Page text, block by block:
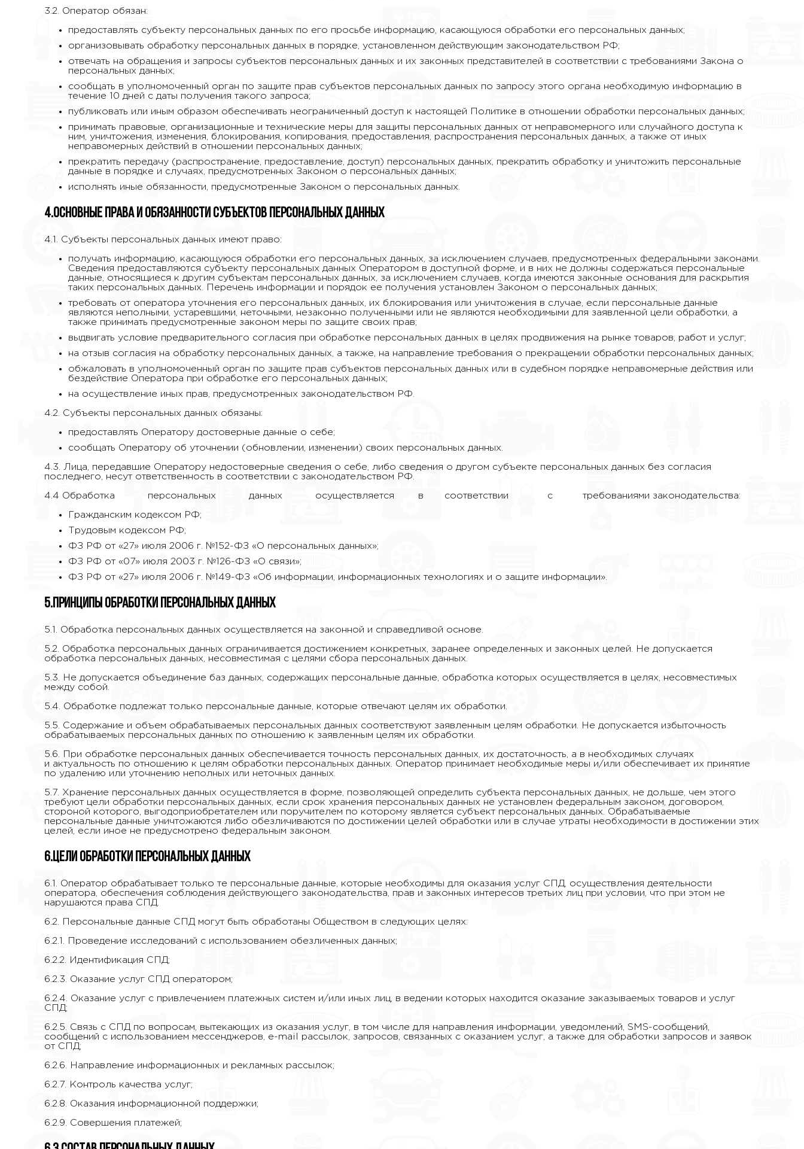
3.2. Оператор обязан:
предоставлять субъекту персональных данных по его просьбе информацию, касающуюся обработки его персональных данных;
организовывать обработку персональных данных в порядке, установленном действующим законодательством РФ;
отвечать на обращения и запросы субъектов персональных данных и их законных представителей в соответствии с требованиями Закона о
персональных данных;
сообщать в уполномоченный орган по защите прав субъектов персональных данных по запросу этого органа необходимую информацию в
течение 10 дней с даты получения такого запроса;
публиковать или иным образом обеспечивать неограниченный доступ к настоящей Политике в отношении обработки персональных данных;
принимать правовые, организационные и технические меры для защиты персональных данных от неправомерного или случайного доступа к
ним, уничтожения, изменения, блокирования, копирования, предоставления, распространения персональных данных, а также от иных
неправомерных действий в отношении персональных данных;
прекратить передачу (распространение, предоставление, доступ) персональных данных, прекратить обработку и уничтожить персональные
данные в порядке и случаях, предусмотренных Законом о персональных данных;
исполнять иные обязанности, предусмотренные Законом о персональных данных.
4.Основные права и обязанности субъектов персональных данных
4.1. Субъекты персональных данных имеют право:
получать информацию, касающуюся обработки его персональных данных, за исключением случаев, предусмотренных федеральными законами.
Сведения предоставляются субъекту персональных данных Оператором в доступной форме, и в них не должны содержаться персональные
данные, относящиеся к другим субъектам персональных данных, за исключением случаев, когда имеются законные основания для раскрытия
таких персональных данных. Перечень информации и порядок ее получения установлен Законом о персональных данных;
требовать от оператора уточнения его персональных данных, их блокирования или уничтожения в случае, если персональные данные
являются неполными, устаревшими, неточными, незаконно полученными или не являются необходимыми для заявленной цели обработки, а
также принимать предусмотренные законом меры по защите своих прав;
выдвигать условие предварительного согласия при обработке персональных данных в целях продвижения на рынке товаров, работ и услуг;
на отзыв согласия на обработку персональных данных, а также, на направление требования о прекращении обработки персональных данных;
обжаловать в уполномоченный орган по защите прав субъектов персональных данных или в судебном порядке неправомерные действия или
бездействие Оператора при обработке его персональных данных;
на осуществление иных прав, предусмотренных законодательством РФ.
4.2. Субъекты персональных данных обязаны:
предоставлять Оператору достоверные данные о себе;
сообщать Оператору об уточнении (обновлении, изменении) своих персональных данных.
4.3. Лица, передавшие Оператору недостоверные сведения о себе, либо сведения о другом субъекте персональных данных без согласия
последнего, несут ответственность в соответствии с законодательством РФ.
4.4 Обработка персональных данных осуществляется в соответствии с требованиями законодательства:
Гражданским кодексом РФ;
Трудовым кодексом РФ;
ФЗ РФ от «27» июля 2006 г. №152-ФЗ «О персональных данных»;
ФЗ РФ от «07» июля 2003 г. №126-ФЗ «О связи»;
ФЗ РФ от «27» июля 2006 г. №149-ФЗ «Об информации, информационных технологиях и о защите информации».
5.Принципы обработки персональных данных
5.1. Обработка персональных данных осуществляется на законной и справедливой основе.
5.2. Обработка персональных данных ограничивается достижением конкретных, заранее определенных и законных целей. Не допускается
обработка персональных данных, несовместимая с целями сбора персональных данных.
5.3. Не допускается объединение баз данных, содержащих персональные данные, обработка которых осуществляется в целях, несовместимых
между собой.
5.4. Обработке подлежат только персональные данные, которые отвечают целям их обработки.
5.5. Содержание и объем обрабатываемых персональных данных соответствуют заявленным целям обработки. Не допускается избыточность
обрабатываемых персональных данных по отношению к заявленным целям их обработки.
5.6. При обработке персональных данных обеспечивается точность персональных данных, их достаточность, а в необходимых случаях
и актуальность по отношению к целям обработки персональных данных. Оператор принимает необходимые меры и/или обеспечивает их принятие
по удалению или уточнению неполных или неточных данных.
5.7. Хранение персональных данных осуществляется в форме, позволяющей определить субъекта персональных данных, не дольше, чем этого
требуют цели обработки персональных данных, если срок хранения персональных данных не установлен федеральным законом, договором,
стороной которого, выгодоприобретателем или поручителем по которому является субъект персональных данных. Обрабатываемые
персональные данные уничтожаются либо обезличиваются по достижении целей обработки или в случае утраты необходимости в достижении этих
целей, если иное не предусмотрено федеральным законом.
6.Цели обработки персональных данных
6.1. Оператор обрабатывает только те персональные данные, которые необходимы для оказания услуг СПД, осуществления деятельности
оператора, обеспечения соблюдения действующего законодательства, прав и законных интересов третьих лиц при условии, что при этом не
нарушаются права СПД.
6.2. Персональные данные СПД могут быть обработаны Обществом в следующих целях:
6.2.1. Проведение исследований с использованием обезличенных данных;
6.2.2. Идентификация СПД;
6.2.3. Оказание услуг СПД оператором;
6.2.4. Оказание услуг с привлечением платежных систем и/или иных лиц, в ведении которых находится оказание заказываемых товаров и услуг
СПД;
6.2.5. Связь с СПД по вопросам, вытекающих из оказания услуг, в том числе для направления информации, уведомлений, SMS-сообщений,
сообщений с использованием мессенджеров, e-mail рассылок, запросов, связанных с оказанием услуг, а также для обработки запросов и заявок
от СПД;
6.2.6. Направление информационных и рекламных рассылок;
6.2.7. Контроль качества услуг;
6.2.8. Оказания информационной поддержки;
6.2.9. Совершения платежей;